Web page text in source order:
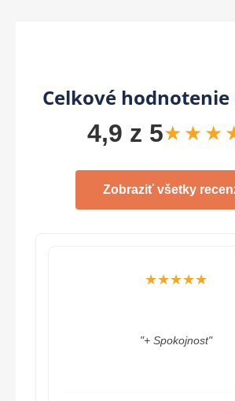
Celkové hodnotenie
4,9 z 5
Zobraziť všetky
★★★★★
ďakujem"